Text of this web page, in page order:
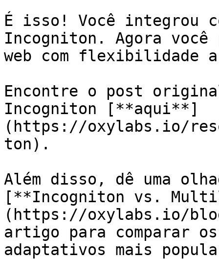
É isso! Você integrou
Incogniton. Agora você
web com flexibilidade
Encontre o post
Incogniton [**aqui**]
(https://oxylabs.io/
ton).
Além disso, dê uma
[**Incogniton vs.
(https://oxylabs.io/
artigo para comparar
adaptativos mais